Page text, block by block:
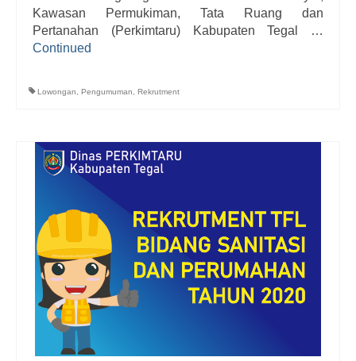
Kawasan Permukiman, Tata Ruang dan
Pertanahan (Perkimtaru) Kabupaten Tegal …
Continued
Lowongan, Pengumuman, Rekrutment